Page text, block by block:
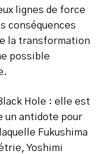
lignes de force
conséquences
la transformation
possible
Hole : elle est
un antidote pour
Fukushima
Yoshimi